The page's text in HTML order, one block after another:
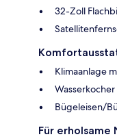
32-Zoll
Klimaanlage
Bügeleisen/
Für erholsame